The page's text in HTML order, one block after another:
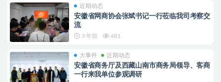
近期动态
安徽省网商协会张斌书记一行莅临我司考察交
流
3 年前 481
大事件 近期动态
安徽省商务厅及西藏山南市商务局领导、客商
一行来我单位参观调研